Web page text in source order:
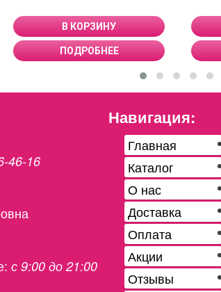
В КОРЗИНУ
ПОДРОБНЕЕ
46-16
с 9:00 до 21:00
Навигация:
Главная
Каталог
О нас
Доставка
Оплата
Акции
Отзывы